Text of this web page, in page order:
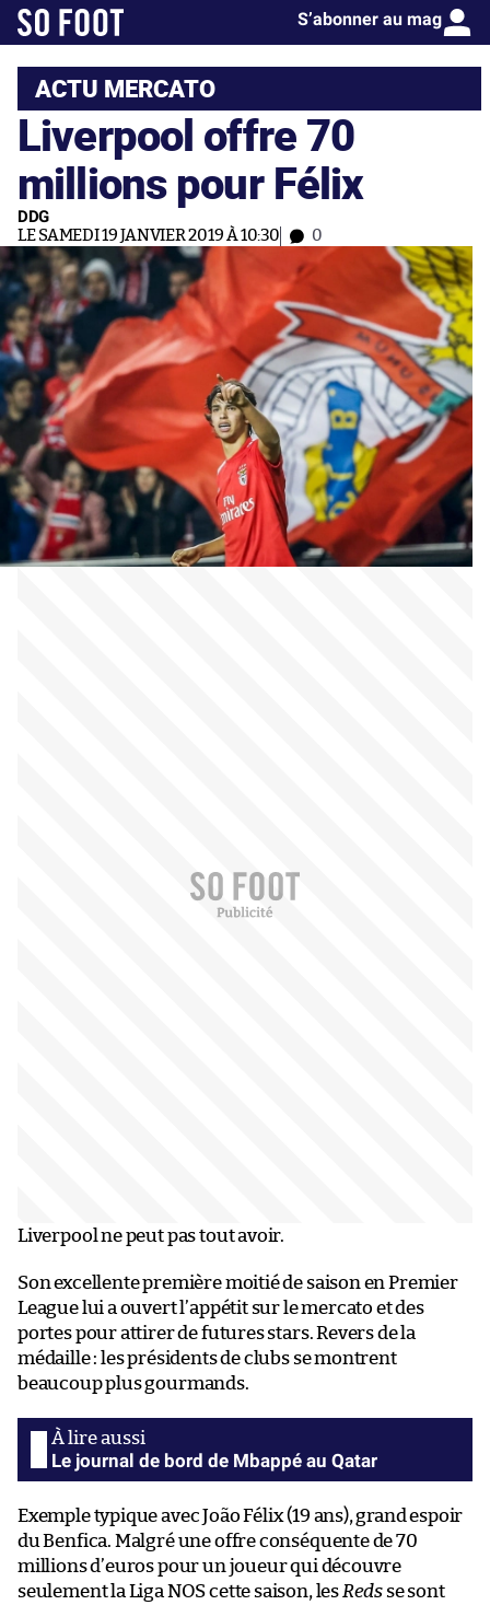
S’abonner au mag
ACTU MERCATO
Liverpool offre 70
millions pour Félix
DDG
LE SAMEDI 19 JANVIER 2019 À 10:30 0
Liverpool ne peut pas tout avoir.
Son excellente première moitié de saison en Premier
League lui a ouvert l’appétit sur le mercato et des
portes pour attirer de futures stars. Revers de la
médaille : les présidents de clubs se montrent
beaucoup plus gourmands.
Le journal de bord de Mbappé au Qatar
Exemple typique avec João Félix (19 ans), grand espoir
du Benfica. Malgré une offre conséquente de 70
millions d’euros pour un joueur qui découvre
seulement la Liga NOS cette saison, les Reds se sont